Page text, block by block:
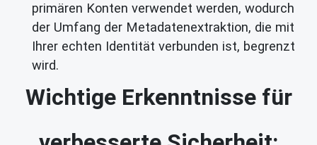
primären Konten verwendet werden, wodurch
der Umfang der Metadatenextraktion, die mit
Ihrer echten Identität verbunden ist, begrenzt
wird.
Wichtige Erkenntnisse für